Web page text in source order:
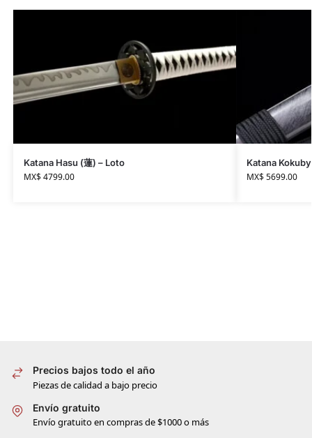
Katana Hasu (蓮) – Loto
MX$4799.00
Katana
MX$5699.00
Precios bajos todo el año
Piezas de calidad a bajo precio
Envío gratuito
Envío gratuito en compras de $1000 o más